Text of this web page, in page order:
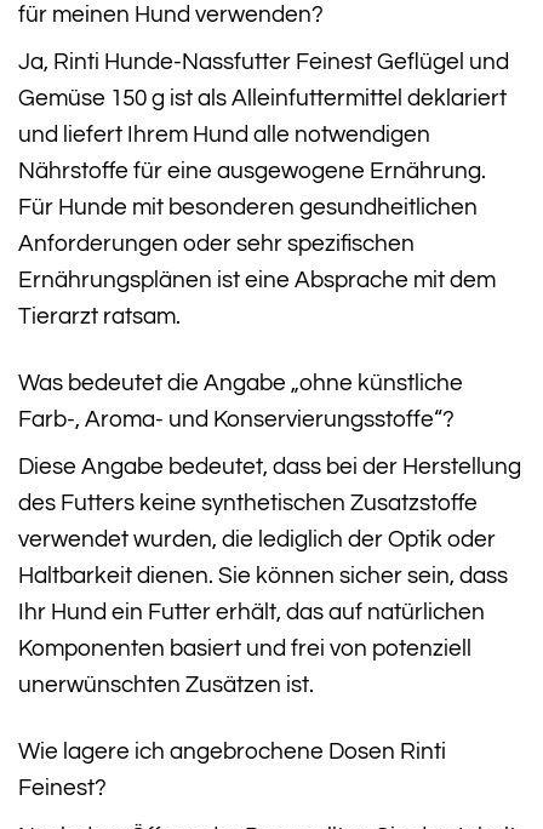
für meinen Hund verwenden?
Ja, Rinti Hunde-Nassfutter Feinest Geflügel und
Gemüse 150 g ist als Alleinfuttermittel deklariert
und liefert Ihrem Hund alle notwendigen
Nährstoffe für eine ausgewogene Ernährung.
Für Hunde mit besonderen gesundheitlichen
Anforderungen oder sehr spezifischen
Ernährungsplänen ist eine Absprache mit dem
Tierarzt ratsam.
Was bedeutet die Angabe „ohne künstliche
Farb-, Aroma- und Konservierungsstoffe“?
Diese Angabe bedeutet, dass bei der Herstellung
des Futters keine synthetischen Zusatzstoffe
verwendet wurden, die lediglich der Optik oder
Haltbarkeit dienen. Sie können sicher sein, dass
Ihr Hund ein Futter erhält, das auf natürlichen
Komponenten basiert und frei von potenziell
unerwünschten Zusätzen ist.
Wie lagere ich angebrochene Dosen Rinti
Feinest?